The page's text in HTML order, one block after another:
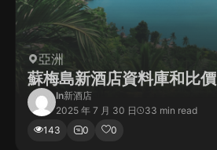
亞洲
蘇梅島新酒店資料庫和比價
In新酒店
2025 年 7 月 30 日
33 min read
143
0 0